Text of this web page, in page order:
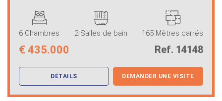
6 Chambres 2 Salles de bain 165 Mètres carrés
€ 435.000 Ref. 14148
DÉTAILS DEMANDER UNE VISITE